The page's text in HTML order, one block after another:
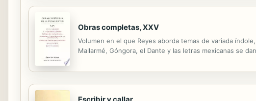
Obras completas, XXV
Volumen en el que Reyes aborda temas de variada
Mallarmé, Góngora, el Dante y las letras mexicanas se
Escribir y callar